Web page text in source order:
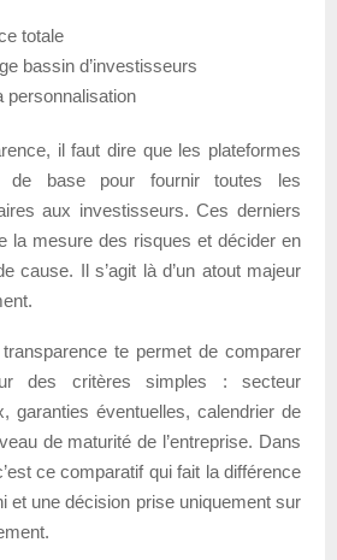
totale
bassin d’investisseurs
personnalisation
il faut dire que les plateformes
de base pour fournir toutes les
aux investisseurs. Ces derniers
la mesure des risques et décider en
cause. Il s’agit là d’un atout majeur
te permet de comparer
des critères simples : secteur
garanties éventuelles, calendrier de
de maturité de l’entreprise. Dans
ce comparatif qui fait la différence
et une décision prise uniquement sur